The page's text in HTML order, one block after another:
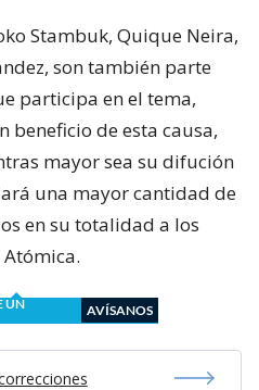
Stambuk, Quique Neira,
son también parte
participa en el tema,
beneficio de esta causa,
mayor sea su difución
una mayor cantidad de
en su totalidad a los
UN
AVÍSANOS